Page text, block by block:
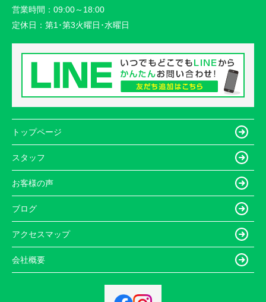
営業時間： 09:00～18:00
定休日： 第1･第3火曜日･水曜日
トップページ
スタッフ
お客様の声
ブログ
アクセスマップ
会社概要